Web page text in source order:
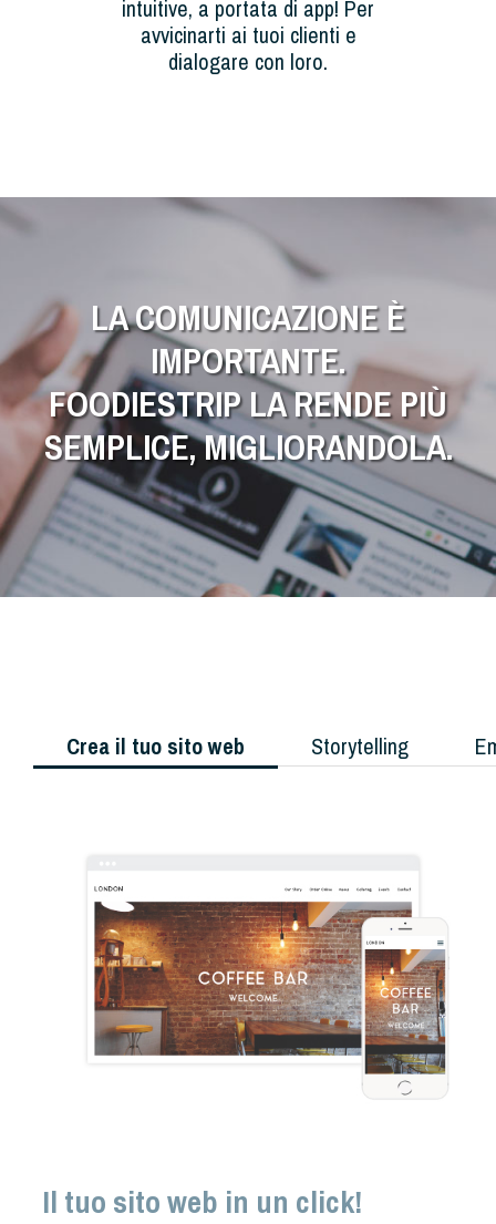
intuitive, a portata di app! Per
avvicinarti ai tuoi clienti e
dialogare con loro.
LA COMUNICAZIONE È
IMPORTANTE.
FOODIESTRIP LA RENDE PIÙ
SEMPLICE, MIGLIORANDOLA.
Crea il tuo sito web Storytelling
Il tuo sito web in un click!